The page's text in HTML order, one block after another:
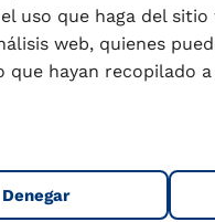
uso que haga del
web, quienes
hayan recopilado
Denegar
su